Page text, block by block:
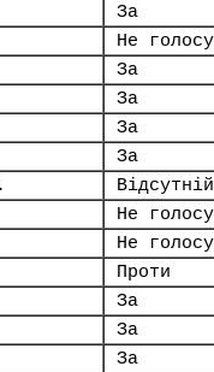
За
Не
За
За
За
За
Відсутній
Не
Не
Проти
За
За
За